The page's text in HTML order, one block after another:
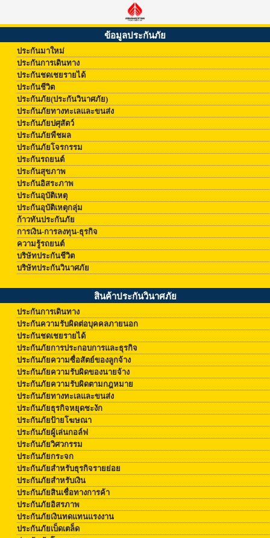
ข้อมูลประกันภัย
ประกันมาใหม่
ประกันการเดินทาง
ประกันชดเชยรายได้
ประกันชีวิต
ประกันภัย(ประกันวินาศภัย)
ประกันภัยทางทะเลและขนส่ง
ประกันภัยปศุสัตว์
ประกันภัยพืชผล
ประกันภัยโจรกรรม
ประกันรถยนต์
ประกันสุขภาพ
ประกันอิสระภาพ
ประกันอุบัติเหตุ
ประกันอุบัติเหตุกลุ่ม
ก้าวทันประกันภัย
การเงิน-การลงทุน-ธุรกิจ
ความรู้รถยนต์
บริษัทประกันชีวิต
บริษัทประกันวินาศภัย
สินค้าประกันวินาศภัย
ประกันการเดินทาง
ประกันความรับผิดต่อบุคคลภายนอก
ประกันชดเชยรายได้
ประกันภัยการประกอบการและธุรกิจ
ประกันภัยความซื่อสัตย์ของลูกจ้าง
ประกันภัยความรับผิดของนายจ้าง
ประกันภัยความรับผิดตามกฎหมาย
ประกันภัยทางทะเลและขนส่ง
ประกันภัยธุรกิจหยุดชะงัก
ประกันภัยป้ายโฆษณา
ประกันภัยผู้เล่นกอล์ฟ
ประกันภัยวิศวกรรม
ประกันภัยกระจก
ประกันภัยสำหรับธุรกิจรายย่อย
ประกันภัยสำหรับเงิน
ประกันภัยสินเชื่อทางการค้า
ประกันภัยอิสรภาพ
ประกันภัยเงินทดแทนแรงงาน
ประกันภัยเบ็ดเตล็ด